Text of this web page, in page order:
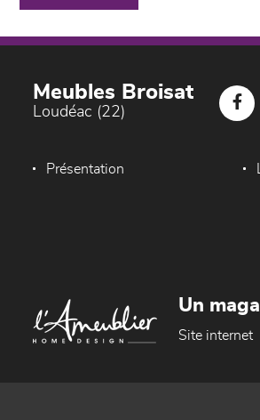
Meubles Broisat
Loudéac (22)
Présentation
Un
Site internet